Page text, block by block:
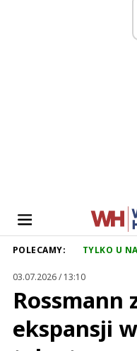
POLECAMY: TYLKO U
03.07.2026 / 13:10
Rossmann
ekspansji